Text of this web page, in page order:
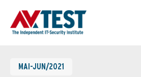
MAI-JUN/2021